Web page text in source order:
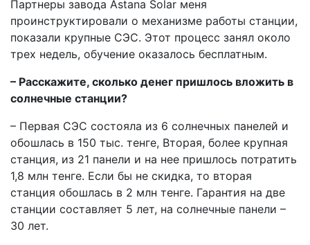
Партнеры завода Astana Solar меня
проинструктировали о механизме работы станции,
показали крупные СЭС. Этот процесс занял около
трех недель, обучение оказалось бесплатным.
– Расскажите, сколько денег пришлось вложить в
солнечные станции?
– Первая СЭС состояла из 6 солнечных панелей и
обошлась в 150 тыс. тенге, Вторая, более крупная
станция, из 21 панели и на нее пришлось потратить
1,8 млн тенге. Если бы не скидка, то вторая
станция обошлась в 2 млн тенге. Гарантия на две
станции составляет 5 лет, на солнечные панели –
30 лет.